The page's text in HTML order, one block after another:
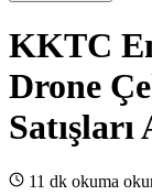
KKTC
Drone
Satışları
11 dk okuma